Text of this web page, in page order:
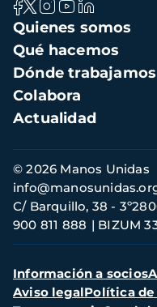
Navegación
principal
Quienes somos
Qué hacemos
Dónde trabajamos
Colabora
Actualidad
Información
de
contacto
© 2026 Manos Unidas
C/ Barquillo, 38 -
900 811 888
BIZUM
Menú
secundario
Información a socios
Aviso legalPolítica